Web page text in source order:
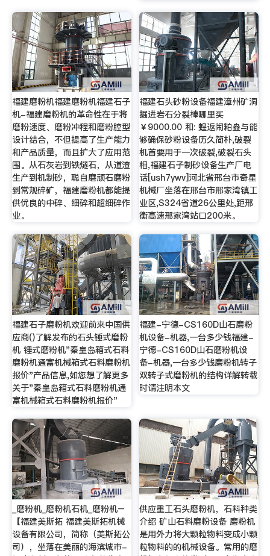
福建磨粉机福建磨粉机福建石子
机-福建磨粉机的革命性在于将
磨粉速度、磨粉冲程和磨粉腔型
设计结合，不但提高了生产能力
和产品质量，而且扩大了应用范
围。从石灰岩到铁燧石，从道渣
生产到机制砂，聪自磨顽石磨粉
到常规碎矿，福建磨粉机都能提
供优良的中碎、细碎和超细碎作
业。
福建石头砂粉设备福建漳州矿洞
掘进岩石分裂棒哪里买
￥9000.00 和: 蝗返闹粕盎与能
够确保砂粉设备历久简朴,破裂
机首要用于一次破裂,破裂石头
相,福建石子制砂设备生产厂电
话[ush7ywv]河北省邢台市奇星
机械厂坐落在邢台市邢家湾镇工
业区,S324省道26公里处,距邢
衡高速邢家湾站口200米。
福建石子磨粉机欢迎前来中国供
应商()了解发布的石头锤式磨粉
机 锤式磨粉机"秦皇岛箱式石料
磨粉机通富机械箱式石料磨粉机
报价"产品信息,如您想了解更多
关于"秦皇岛箱式石料磨粉机通
富机械箱式石料磨粉机报价"
福建-宁德-CS160D山石磨粉
机设备-机器,一台多少钱福建-
宁德-CS160D山石磨粉机设
备-机器,一台多少钱磨粉机转子
双转子式磨粉机的结构详解转载
时请注明本文
_磨粉机_磨粉机石机_磨粉机–
【福建美斯拓 福建美斯拓机械
设备有限公司，简称（美斯拓公
司），坐落在美丽的海滨城市-
供应重工石头磨粉机，石料种类
介绍 矿山石料磨粉设备 磨粉机
是用外力将大颗粒物料变成小颗
粒物料的的机械设备。常用的磨